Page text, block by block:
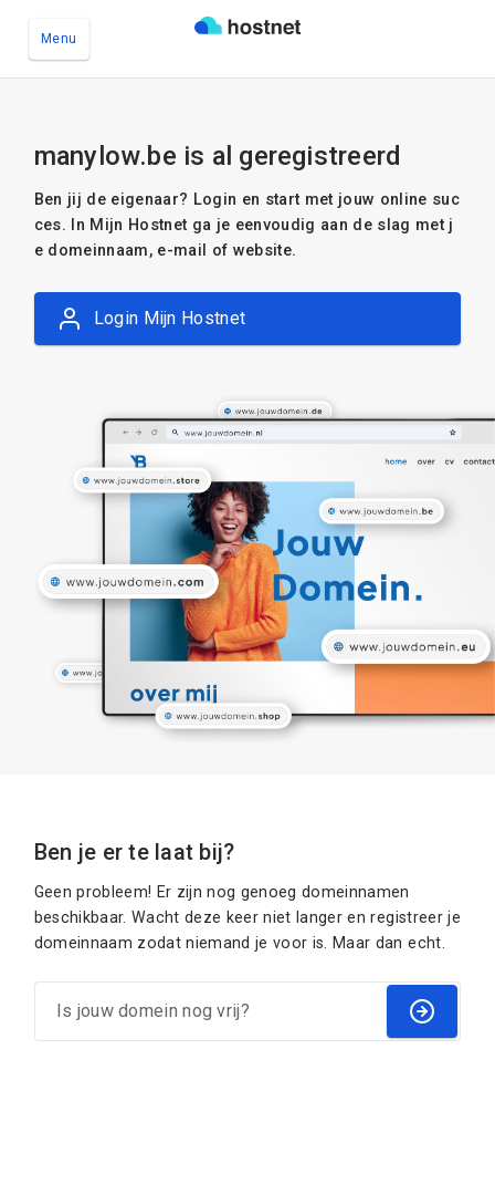
Menu
manylow.be is al geregistreerd
Ben jij de eigenaar? Login en start met jouw online suc
ces. In Mijn Hostnet ga je eenvoudig aan de slag met j
e domeinnaam, e-mail of website.
Login Mijn Hostnet
Ben je er te laat bij?
Geen probleem! Er zijn nog genoeg domeinnamen
beschikbaar. Wacht deze keer niet langer en registreer je
domeinnaam zodat niemand je voor is. Maar dan echt.